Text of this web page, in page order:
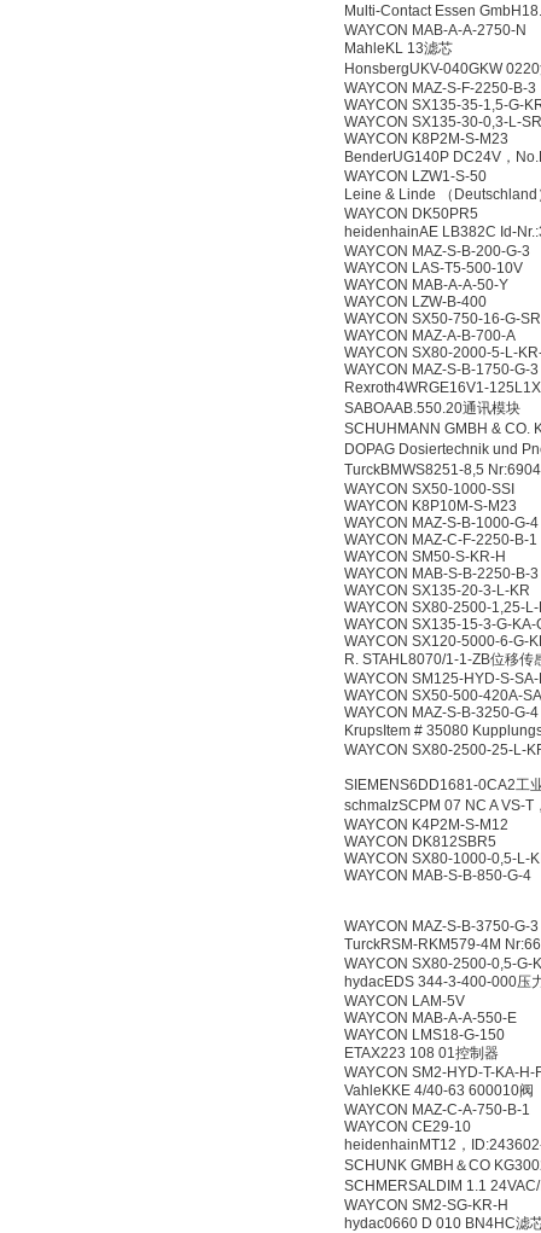
Multi-Contact Essen
WAYCON MAB-A-A-2750-N
MahleKL 13滤芯
HonsbergUKV-040GKW
WAYCON MAZ-S-F-2250-B-3
WAYCON SX135-35-1,5-G-
WAYCON SX135-30-0,3-L-
WAYCON K8P2M-S-M23
BenderUG140P DC24V，
WAYCON LZW1-S-50
Leine & Linde （
WAYCON DK50PR5
heidenhainAE LB382C Id-
WAYCON MAZ-S-B-200-G-3
WAYCON LAS-T5-500-10V
WAYCON MAB-A-A-50-Y
WAYCON LZW-B-400
WAYCON SX50-750-16-G-SR
WAYCON MAZ-A-B-700-A
WAYCON SX80-2000-5-L-
WAYCON MAZ-S-B-1750-G-3
Rexroth4WRGE16V1-
SABOAAB.550.20通讯模块
SCHUHMANN GMBH & CO.
DOPAG Dosiertechnik und
TurckBMWS8251-8,5
WAYCON SX50-1000-SSI
WAYCON K8P10M-S-M23
WAYCON MAZ-S-B-1000-G-4
WAYCON MAZ-C-F-2250-B-1
WAYCON SM50-S-KR-H
WAYCON MAB-S-B-2250-B-3
WAYCON SX135-20-3-L-KR
WAYCON SX80-2500-1,25-
WAYCON SX135-15-3-G-KA-
WAYCON SX120-5000-6-G-
R. STAHL8070/1-1-ZB位移传
WAYCON SM125-HYD-S-
WAYCON SX50-500-420A-SA
WAYCON MAZ-S-B-3250-G-4
KrupsItem # 35080
WAYCON SX80-2500-25-L-
SIEMENS6DD1681-0CA2工
schmalzSCPM 07 NC A VS-
WAYCON K4P2M-S-M12
WAYCON DK812SBR5
WAYCON SX80-1000-0,5-L-
WAYCON MAB-S-B-850-G-4
WAYCON MAZ-S-B-3750-G-3
TurckRSM-RKM579-4M
WAYCON SX80-2500-0,5-G-
hydacEDS 344-3-400-000压
WAYCON LAM-5V
WAYCON MAB-A-A-550-E
WAYCON LMS18-G-150
ETAX223 108 01控制器
WAYCON SM2-HYD-T-KA-H-
VahleKKE 4/40-63 600010阀
WAYCON MAZ-C-A-750-B-1
WAYCON CE29-10
heidenhainMT12，
SCHUNK GMBH＆CO
SCHMERSALDIM 1.1
WAYCON SM2-SG-KR-H
hydac0660 D 010 BN4HC滤